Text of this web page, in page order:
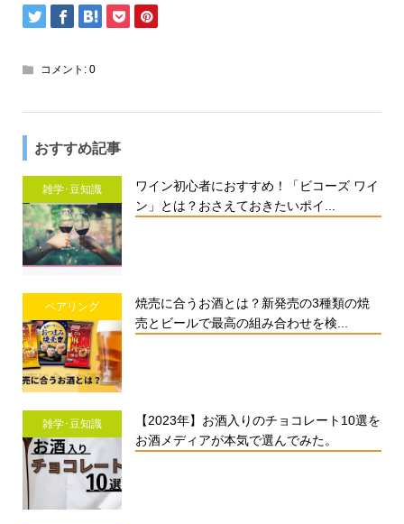
コメント: 0
おすすめ記事
雑学･豆知識
ワイン初心者におすすめ！「ビコーズ ワイ
ン」とは？おさえておきたいポイ...
ペアリング
焼売に合うお酒とは？新発売の3種類の焼
売とビールで最高の組み合わせを検...
雑学･豆知識
【2023年】お酒入りのチョコレート10選を
お酒メディアが本気で選んでみた。